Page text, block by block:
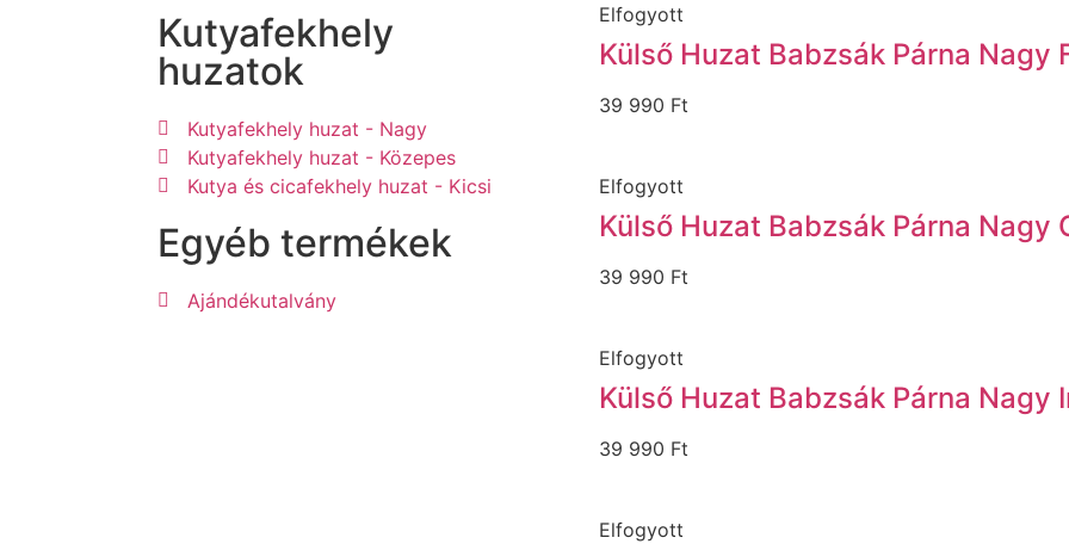
Kutyafekhely
huzatok
Kutyafekhely huzat - Nagy
Kutyafekhely huzat - Közepes
Kutya és cicafekhely huzat - Kicsi
Egyéb termékek
Ajándékutalvány
Elfogyott
Külső Huzat Babzsák Párna Nagy
39 990 Ft
Elfogyott
Külső Huzat Babzsák Párna Nagy
39 990 Ft
Elfogyott
Külső Huzat Babzsák Párna Nagy
39 990 Ft
Elfogyott